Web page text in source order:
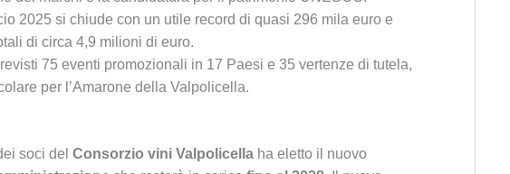
2025 si chiude con un utile record di quasi 296 mila euro e
di circa 4,9 milioni di euro.
75 eventi promozionali in 17 Paesi e 35 vertenze di tutela,
per l’Amarone della Valpolicella.
soci del Consorzio vini Valpolicella ha eletto il nuovo